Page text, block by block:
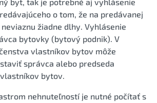
o tom, že na predávanej
žiadne dlhy. Vyhlásenie
bytovky (bytový podnik). V
vlastníkov bytov môže
správca alebo predseda
bytov.
nehnuteľností je nutné počítať s